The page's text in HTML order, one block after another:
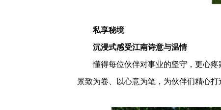
私享秘境
沉浸式感受江南诗意与温情
懂得每位伙伴对事业的坚守，更心疼
景致为卷、以心意为笔，为伙伴们精心